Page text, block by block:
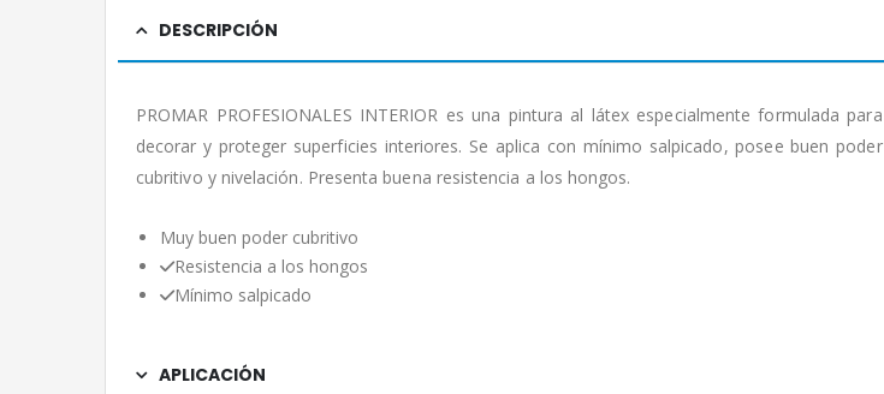
DESCRIPCIÓN
PROMAR PROFESIONALES INTERIOR es una pintura al látex especialmente formulada para
decorar y proteger superficies interiores. Se aplica con mínimo salpicado, posee buen poder
cubritivo y nivelación. Presenta buena resistencia a los hongos.
Muy buen poder cubritivo
Resistencia a los hongos
Mínimo salpicado
APLICACIÓN